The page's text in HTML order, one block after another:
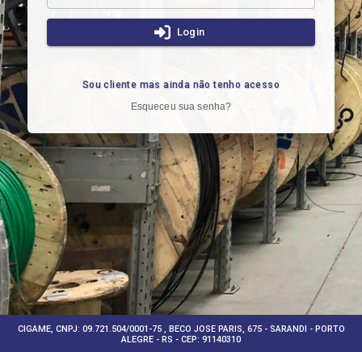
Login
Sou cliente mas ainda não tenho acesso
Esqueceu sua senha?
CIGAME, CNPJ: 09.721.504/0001-75 , BECO JOSE PARIS, 675 - SARANDI - PORTO
ALEGRE - RS - CEP: 91140310